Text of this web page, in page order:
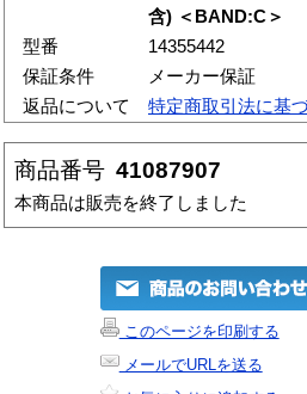
含) ＜BAND:C＞
型番
14355442
保証条件
メーカー保証
返品について
特定商取引法に基
商品番号 41087907
本商品は販売を終了しました
このページを印刷する
メールでURLを送る